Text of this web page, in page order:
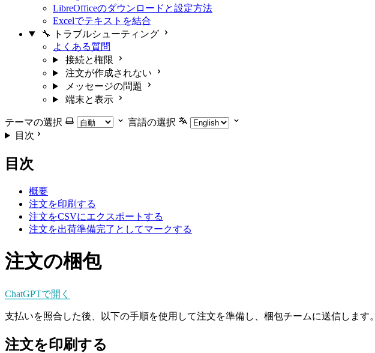
LibreOfficeのダウンロードと設定方法
Excelでテキストを結合
🔧 トラブルシューティング
よくある質問
接続と権限
注文が作成されない
メッセージの問題
端末と表示
テーマの選択
言語の選択
目次
目次
概要
注文を印刷する
注文をCSVにエクスポートする
注文を出荷準備完了としてマークする
注文の梱包
ChatGPTで開く
支払いを照合した後、以下の手順を使用して注文を準備し、梱包チームに送信します。
注文を印刷する